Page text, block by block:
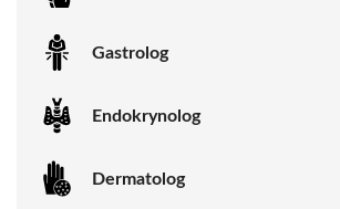
Gastrolog
Endokrynolog
Dermatolog